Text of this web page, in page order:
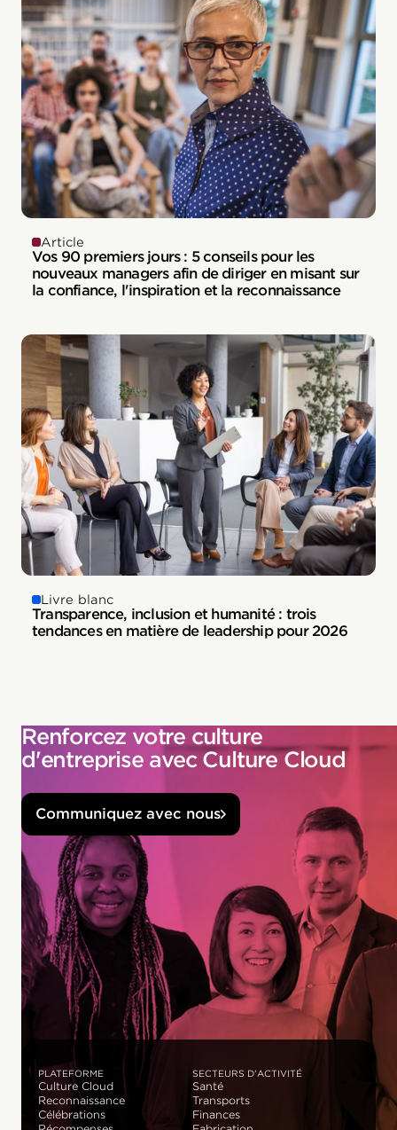
Article
Vos 90 premiers jours : 5 conseils pour les
nouveaux managers afin de diriger en misant sur
la confiance, l'inspiration et la reconnaissance
Livre blanc
Transparence, inclusion et humanité : trois
tendances en matière de leadership pour 2026
Renforcez votre culture
d'entreprise avec Culture Cloud
Communiquez avec nous
PLATEFORME
Culture Cloud
Reconnaissance
Célébrations
SECTEURS D'ACTIVITÉ
Santé
Transports
Finances